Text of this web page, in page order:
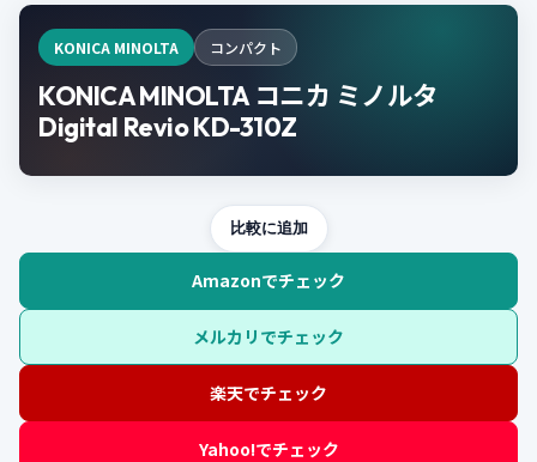
KONICA MINOLTA コンパクト
KONICA MINOLTA コニカ ミノルタ
Digital Revio KD-310Z
比較に追加
Amazonでチェック
メルカリでチェック
楽天でチェック
Yahoo!でチェック